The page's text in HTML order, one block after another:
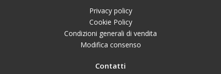
Privacy policy
Cookie Policy
Condizioni generali di vendita
Modifica consenso
Contatti